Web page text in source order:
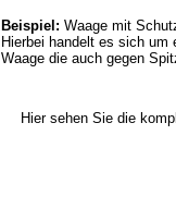
Beispiel: Waage mit
Hierbei handelt es sich um
Waage die auch gegen
Hier sehen Sie die